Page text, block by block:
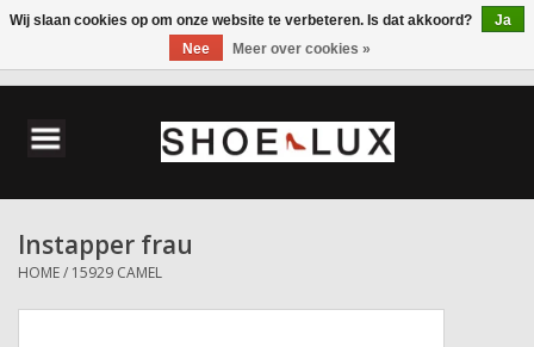
Herenschoenen
Accessoires
Instapper frau
HOME/ 15929 CAMEL
Wij slaan cookies op om onze website te verbeteren. Is dat akkoord?
Ja
Nee
Meer over cookies »